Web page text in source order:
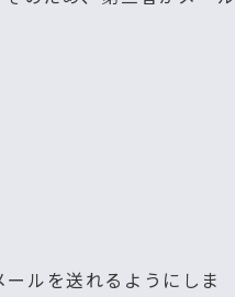
ルを送れるようにしま